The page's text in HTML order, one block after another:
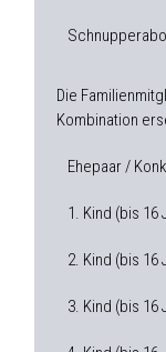
Die
Kombination
Ehepaar /
1. Kind (bis 16
2. Kind (bis 16
3. Kind (bis 16